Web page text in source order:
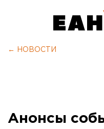
← НОВОСТИ
Анонсы